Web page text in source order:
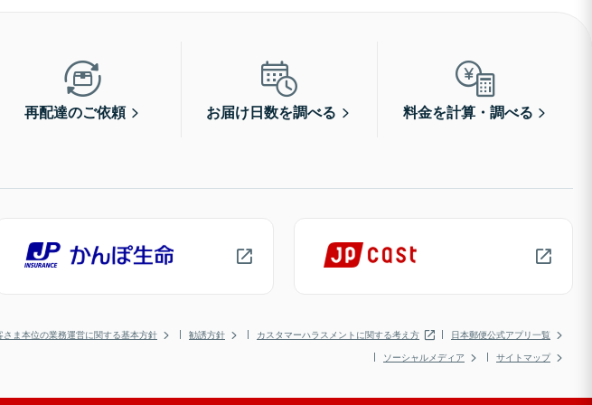
再配達のご依頼 お届け日数を調べる 料金を計算・調べる
さま本位の業務運営に関する基本方針 勧誘方針 カスタマーハラスメントに関する考え方
日本郵便公式アプリ一覧
ソーシャルメディア
サイトマップ